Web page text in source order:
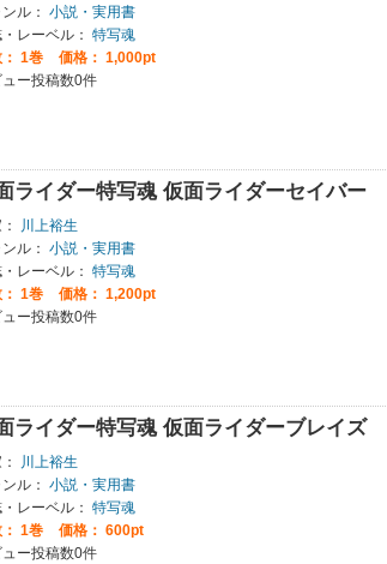
ル： 小説・実用書
レーベル： 特写魂
1巻
価格： 1,000pt
ュー投稿数0件
ライダー特写魂 仮面ライダーセイバー
川上裕生
ル： 小説・実用書
レーベル： 特写魂
1巻
価格： 1,200pt
ュー投稿数0件
ライダー特写魂 仮面ライダーブレイズ
川上裕生
ル： 小説・実用書
レーベル： 特写魂
1巻
価格： 600pt
ュー投稿数0件